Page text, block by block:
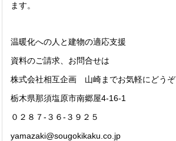
ます。
温暖化への人と建物の適応支援
資料のご請求、お問合せは
株式会社相互企画 山崎までお気軽にどうぞ
栃木県那須塩原市南郷屋4-16-1
０２８７-３６-３９２５
yamazaki@sougokikaku.co.jp